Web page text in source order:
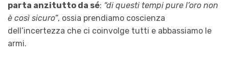
parta anzitutto da sé: “di questi tempi pure l’oro non
è così sicuro”, ossia prendiamo coscienza
dell’incertezza che ci coinvolge tutti e abbassiamo le
armi.